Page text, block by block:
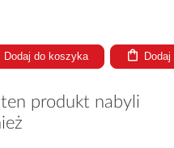
Dodaj do koszyka
produkt nabyli